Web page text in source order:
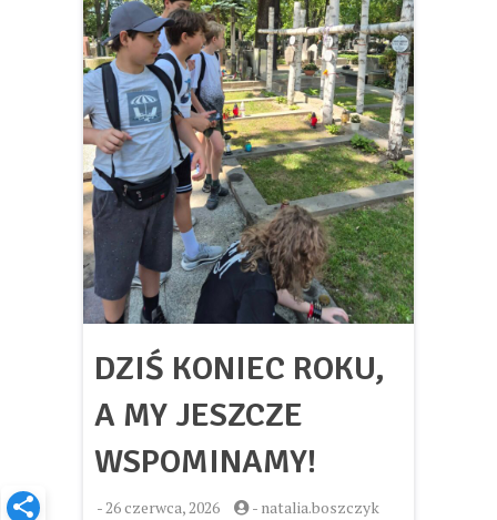
DZIŚ KONIEC ROKU,
A MY JESZCZE
WSPOMINAMY!
-26 czerwca, 2026 - natalia.boszczyk